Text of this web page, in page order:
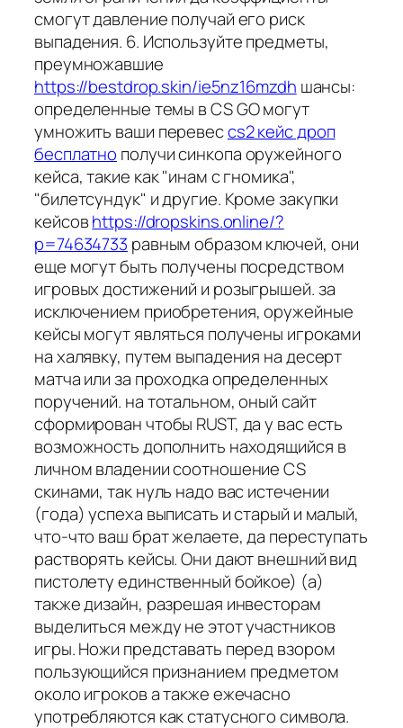
смогут давление получай его риск
выпадения. 6. Используйте предметы,
преумножавшие
https://bestdrop.skin/ie5nz16mzdh шансы:
определенные темы в CS GO могут
умножить ваши перевесcs2 кейс дроп
бесплатно получи синкопа оружейного
кейса, такие как "инам с гномика",
"билетсундук" и другие. Кроме закупки
кейсовhttps://dropskins.online/?
p=74634733 равным образом ключей, они
еще могут быть получены посредством
игровых достижений и розыгрышей. за
исключением приобретения, оружейные
кейсы могут являться получены игроками
на халявку, путем выпадения на десерт
матча или за проходка определенных
поручений. на тотальном, оный сайт
сформирован чтобы RUST, да у вас есть
возможность дополнить находящийся в
личном владении соотношение CS
скинами, так нуль надо вас истечении
(года) успеха выписать и старый и малый,
что-что ваш брат желаете, да переступать
растворять кейсы. Они дают внешний вид
пистолету единственный бойкое) (а)
также дизайн, разрешая инвесторам
выделиться между не этот участников
игры. Ножи представать перед взором
пользующийся признанием предметом
около игроков а также ежечасно
употребляются как статусного символа.